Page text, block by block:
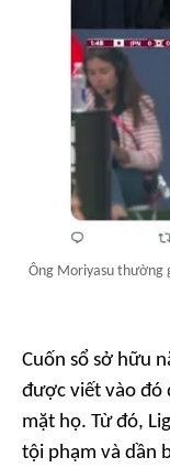
Ông Moriyasu thường
Cuốn sổ sở hữu
được viết vào đó
mặt họ. Từ đó,
tội phạm và dần